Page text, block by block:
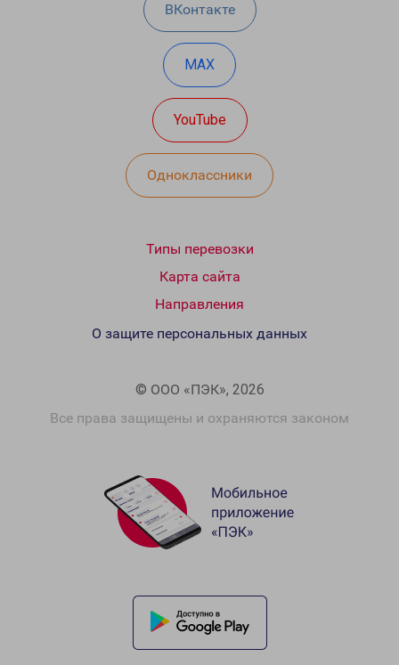
ВКонтакте
MAX
YouTube
Одноклассники
Типы перевозки
Карта сайта
Направления
© ООО «ПЭК», 2026
Все права защищены и охраняются законом
О защите персональных данных